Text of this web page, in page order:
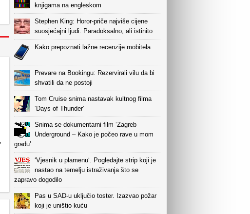
knjigama na engleskom
Stephen King: Horor-priče najviše cijene
suosjećajni ljudi. Paradoksalno, ali istinito
Kako prepoznati lažne recenzije mobitela
Prevare na Bookingu: Rezervirali vilu da bi
shvatili da ne postoji
Tom Cruise snima nastavak kultnog filma
‘Days of Thunder’
Snima se dokumentarni film ‘Zagreb
Underground – Kako je počeo rave u mom
gradu’
‘Vjesnik u plamenu‘. Pogledajte strip koji je
nastao na temelju istraživanja što se
zapravo dogodilo
Pas u SAD-u uključio toster. Izazvao požar
koji je uništio kuću